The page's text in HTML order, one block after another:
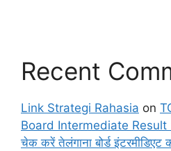
Recent
Link Strategi Rahasia on
Board Intermediate
चेक करें तेलंगाना बोर्ड इंटरमीडिएट